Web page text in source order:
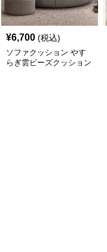
¥6,700 (税込)
ソファクッション やす
らぎ雲ビーズクッション